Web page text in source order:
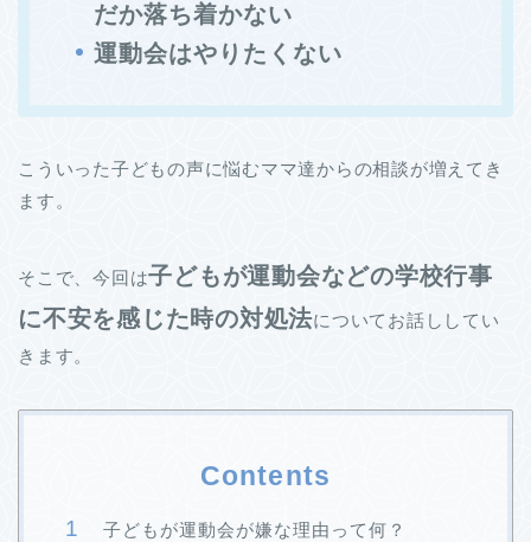
だか落ち着かない
運動会はやりたくない
こういった子どもの声に悩むママ達からの相談が増えてき
ます。
そこで、今回は子どもが運動会などの学校行事
に不安を感じた時の対処法についてお話ししてい
きます。
Contents
子どもが運動会が嫌な理由って何？